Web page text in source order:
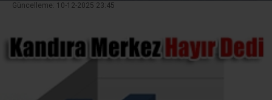
Güncelleme: 10-12-2025 23:45